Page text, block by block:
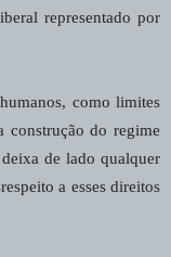
representado por
como limites
construção do regime
de lado qualquer
a esses direitos